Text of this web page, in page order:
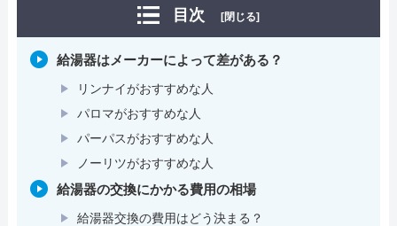
目次 [閉じる]
給湯器はメーカーによって差がある？
リンナイがおすすめな人
パロマがおすすめな人
パーパスがおすすめな人
ノーリツがおすすめな人
給湯器の交換にかかる費用の相場
給湯器交換の費用はどう決まる？